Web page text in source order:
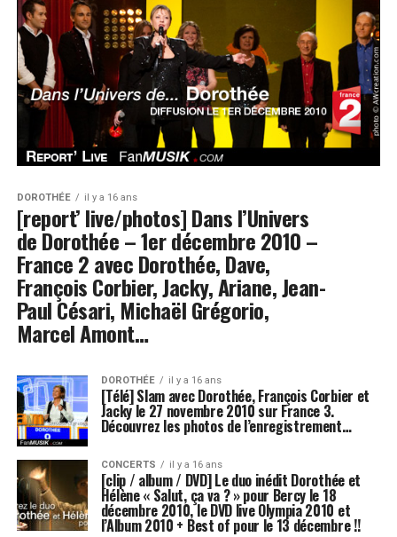
DOROTHÉE il y a 16 ans
[report’ live/photos] Dans l’Univers
de Dorothée – 1er décembre 2010 –
France 2 avec Dorothée, Dave,
François Corbier, Jacky, Ariane, Jean-
Paul Césari, Michaël Grégorio,
Marcel Amont…
DOROTHÉE il y a 16 ans
[Télé] Slam avec Dorothée, François Corbier et
Jacky le 27 novembre 2010 sur France 3.
Découvrez les photos de l’enregistrement…
CONCERTS il y a 16 ans
[clip / album / DVD] Le duo inédit Dorothée et
Hélène « Salut, ça va ? » pour Bercy le 18
décembre 2010, le DVD live Olympia 2010 et
l’Album 2010 + Best of pour le 13 décembre !!